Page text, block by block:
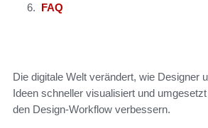
FAQ
Die digitale Welt verändert, wie Designer
Ideen schneller visualisiert und
den Design-Workflow verbessern.